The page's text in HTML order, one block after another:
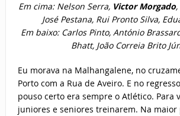
Em cima: Nelson Serra, Victor Morgado,
José Pestana, Rui Pronto Silva,
Em baixo: Carlos Pinto, António
Bhatt, João Correia Brito
Eu morava na Malhangalene, no
Porto com a Rua de Aveiro. E no
pouso certo era sempre o Atlético. Para
juniores e seniores treinarem. Na maior